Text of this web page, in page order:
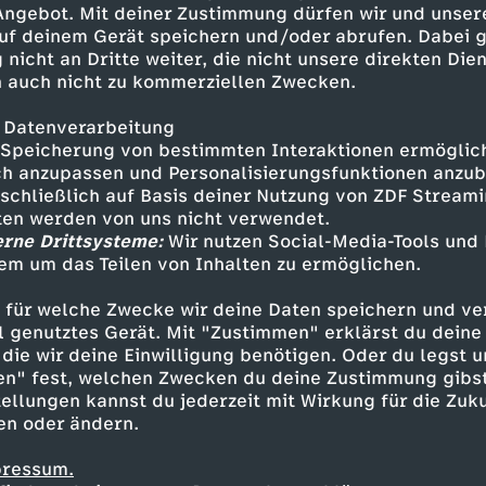
Mit deiner Zustimmung dürfen wir und
deinem Gerät speichern und/oder abrufen. Dabei
nicht an Dritte weiter, die nicht unsere direkten
nicht zu kommerziellen Zwecken.
von bestimmten Interaktionen
anzupassen und Personalisierungsfunktionen
auf Basis deiner Nutzung von ZDF
werden von uns nicht verwendet.
Drittsysteme:Wir nutzen Social-Media-Tools und
um das Teilen von Inhalten zu ermöglichen.
welche Zwecke wir deine Daten speichern und
Gerät. Mit "Zustimmen" erklärst du deine
wir deine Einwilligung benötigen. Oder du legst
fest, welchen Zwecken du deine Zustimmung
kannst du jederzeit mit Wirkung für die
oder ändern.
entdecken
unterhaltsam Paralympics 2026